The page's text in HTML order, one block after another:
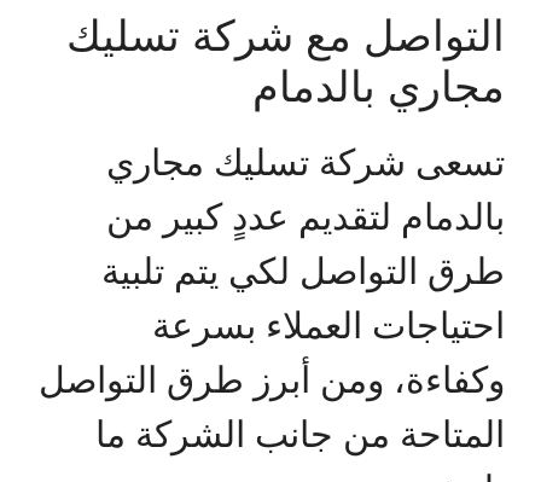
التواصل مع شركة تسليك
مجاري بالدمام
تسعى شركة تسليك مجاري
بالدمام لتقديم عددٍ كبير من
طرق التواصل لكي يتم تلبية
احتياجات العملاء بسرعة
وكفاءة، ومن أبرز طرق التواصل
المتاحة من جانب الشركة ما